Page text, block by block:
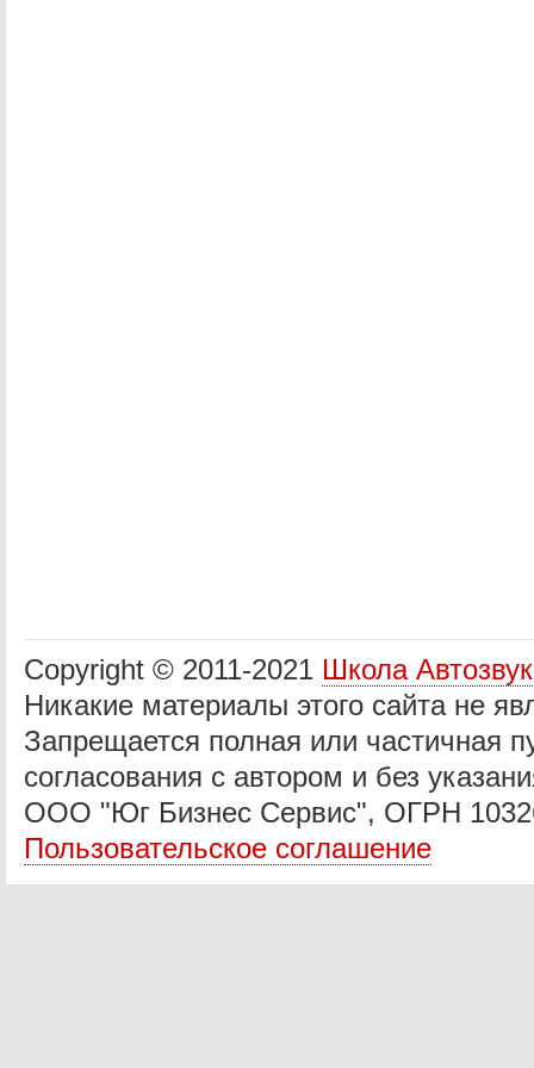
Copyright © 2011-2021 Школа
Никакие материалы этого сайта не
Запрещается полная или частичная
согласования с автором и без
ООО "Юг Бизнес Сервис", ОГРН
Пользовательское соглашение